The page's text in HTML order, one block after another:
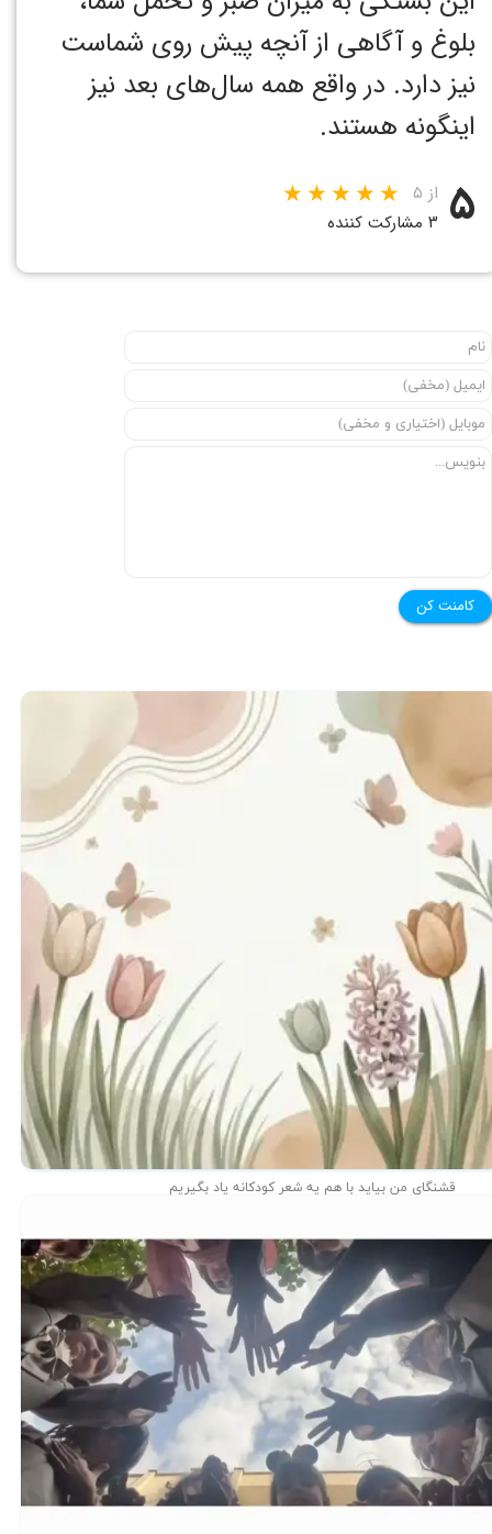
بلوغ و آگاهی از آنچه پیش روی شماست
نیز دارد. در واقع همه سال‌های بعد نیز
اینگونه هستند. ‏
۵ از ۵
۳ مشارکت کننده
کامنت کن
قشنگای من بيايد با هم یه شعر کودکانه ياد بگیریم